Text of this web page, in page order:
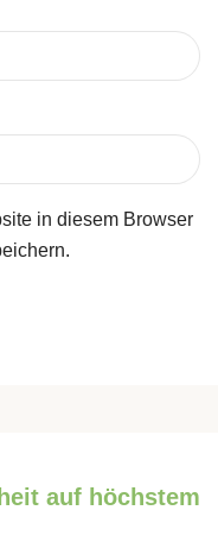
in diesem Browser
auf höchstem